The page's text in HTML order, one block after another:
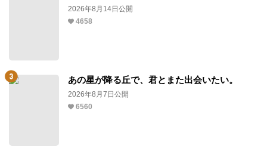
2026年8月14日公開
4658
あの星が降る丘で、君とまた出会いたい。
2026年8月7日公開
6560